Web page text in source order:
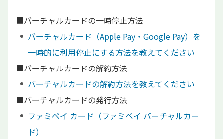
■バーチャルカードの一時停止方法
バーチャルカード（Apple Pay・Google Pay）を
一時的に利用停止にする方法を教えてください
■バーチャルカードの解約方法
バーチャルカードの解約方法を教えてください
■バーチャルカードの発行方法
ファミペイ カード（ファミペイ バーチャルカー
ド）